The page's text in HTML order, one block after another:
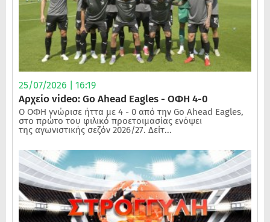
25/07/2026 | 16:19
Αρχείο video: Go Ahead Eagles - ΟΦΗ 4-0
Ο ΟΦΗ γνώρισε ήττα με 4 - 0 από την Go Ahead Eagles,
στο πρώτο του φιλικό προετοιμασίας ενόψει
της αγωνιστικής σεζόν 2026/27. Δείτ...